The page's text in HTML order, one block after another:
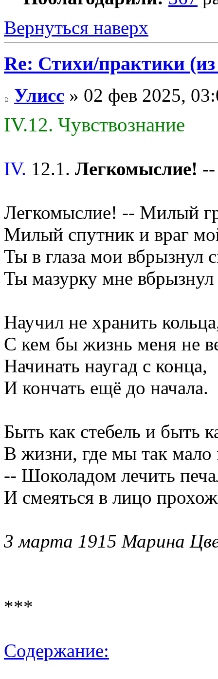
Вернуться наверх
Re: Стихи/практики
Улисс » 02 фев 2025,
IV.12. Чувствознание
IV. 12.1. Легкомыслие!
Легкомыслие! -- Милый
Милый спутник и враг
Ты в глаза мои вбрызнул
Ты мазурку мне
Научил не хранить
С кем бы жизнь меня не
Начинать наугад с конца,
И кончать ещё до начала.
Быть как стебель и быть
В жизни, где мы так
-- Шоколадом лечить
И смеяться в лицо
3 марта 1915 Марина
***
Содержание: